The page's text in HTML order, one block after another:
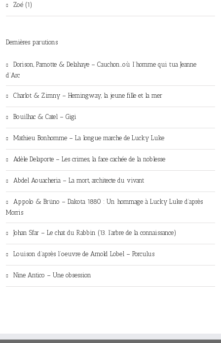
Zoé (1)
Dernières parutions
Dorison, Parnotte & Delahaye – Cauchon…où l’homme qui tua Jeanne
d’Arc
Charlot & Zimny – Hemingway, la jeune fille et la mer
Bouilhac & Catel – Gigi
Mathieu Bonhomme – La longue marche de Lucky Luke
Adèle Delaporte – Les crimes, la face cachée de la noblesse
Abdel Aouacheria – La mort, architecte du vivant
Appolo & Brüno – Dakota 1880 : Un hommage à Lucky Luke d’après
Morris
Johan Sfar – Le chat du Rabbin (13. l’arbre de la connaissance)
Louison d’après l’oeuvre de Arnold Lobel – Porculus
Nine Antico – Une obsession